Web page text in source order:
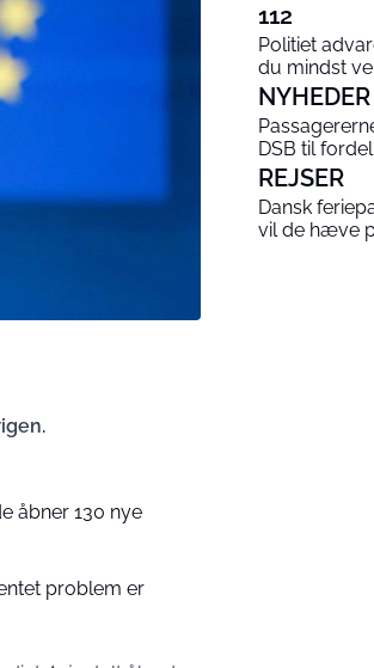
åbner 130 nye
problem er
112
Politiet
du mindst
NYHEDER
DSB til
REJSER
Dansk
vil de hæve